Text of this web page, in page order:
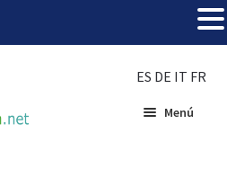
ES DE IT FR
Menú